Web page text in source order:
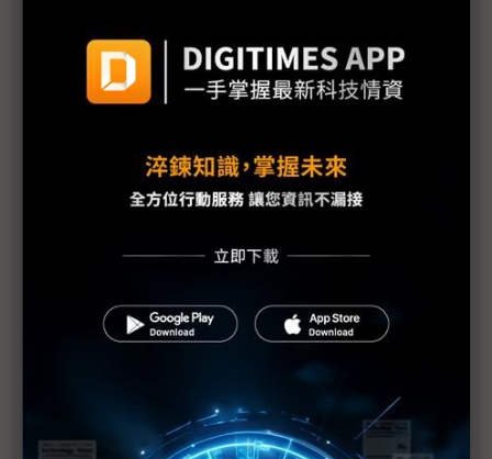
友達攻CPO與低軌衛星、群創搶FOPLP 柯富仁喚
「別再叫我面板大廠」
新款晶片2026接單生產
「在台灣做材料不切入半導體很可惜」 明基材力跨
幫解決鈣鈦礦量產瓶頸 創為攜友來新能源切入「自
群創CarUX展購併Pioneer綜效 首發智慧座艙模擬系
統強化「影音一體」